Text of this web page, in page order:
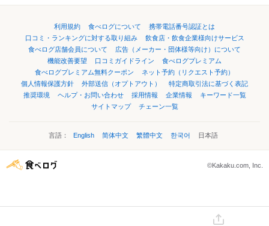
利用規約 食べログについて
携帯電話番号認証とは
口コミ・ランキングに対する取り組み
飲食店・飲食企業様向けサービス
食べログ店舗会員について
広告（メーカー・団体様等向け）について
機能改善要望
口コミガイドライン
食べログプレミアム
食べログプレミアム無料クーポン
ネット予約（リクエスト予約）
個人情報保護方針
外部送信（オプトアウト）
特定商取引法に基づく表記
推奨環境
ヘルプ・お問い合わせ 採用情報 企業情報
キーワード一覧
サイトマップ
チェーン一覧
言語： English 简体中文 繁體中文 한국어 日本語
©Kakaku.com, Inc.